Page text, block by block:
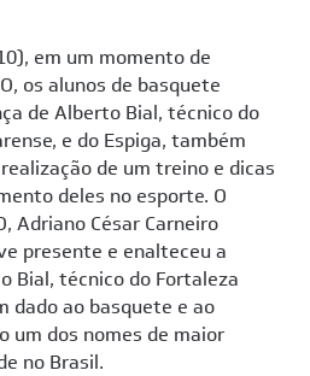
em um momento de
os alunos de basquete
de Alberto Bial, técnico do
e do Espiga, também
de um treino e dicas
deles no esporte. O
Adriano César Carneiro
presente e enalteceu a
Bial, técnico do Fortaleza
dado ao basquete e ao
um dos nomes de maior
no Brasil.